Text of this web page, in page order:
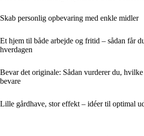
Skab personlig opbevaring med enkle midler
Et hjem til både arbejde og fritid – sådan får
hverdagen
Bevar det originale: Sådan vurderer du,
bevare
Lille gårdhave, stor effekt – idéer til optimal